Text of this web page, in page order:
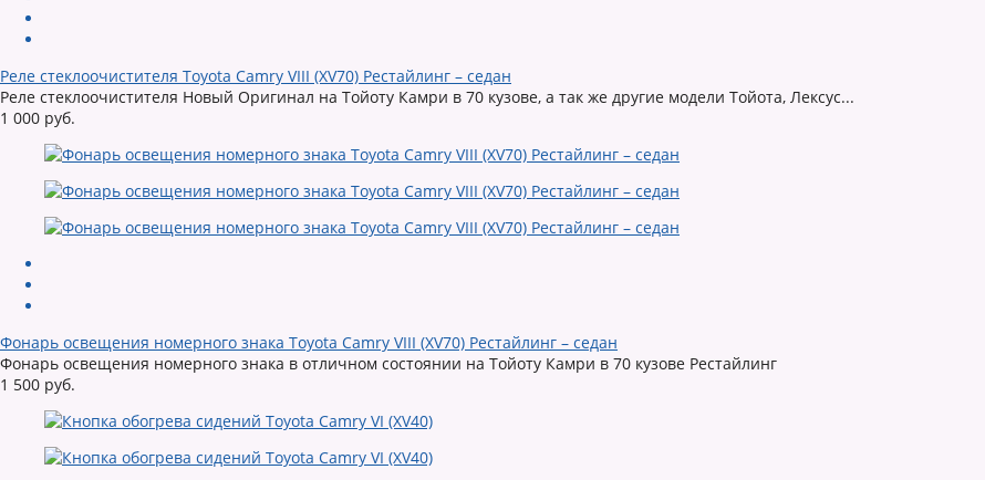
Реле стеклоочистителя Toyota Camry VIII (XV70) Рестайлинг – седан
Реле стеклоочистителя Новый Оригинал на Тойоту Камри в 70 кузове, а так же другие модели Тойота, Лексус...
1 000 руб.
Фонарь освещения номерного знака Toyota Camry VIII (XV70) Рестайлинг – седан
Фонарь освещения номерного знака в отличном состоянии на Тойоту Камри в 70 кузове Рестайлинг
1 500 руб.